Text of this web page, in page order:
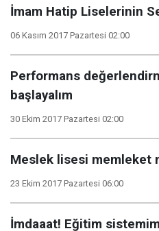
İmam Hatip Liselerinin
06 Kasım 2017 Pazartesi 02:00
Performans
başlayalım
30 Ekim 2017 Pazartesi 02:00
Meslek lisesi memleket
23 Ekim 2017 Pazartesi 06:00
İmdaaat! Eğitim